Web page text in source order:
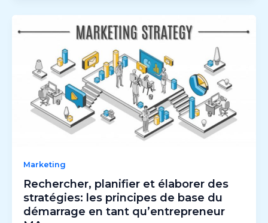
Marketing
Rechercher, planifier et élaborer des
stratégies: les principes de base du
démarrage en tant qu’entrepreneur